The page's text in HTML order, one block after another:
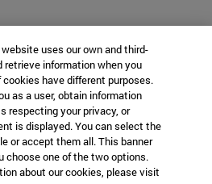
uses our own and third-
information when you
have different purposes.
as a user, obtain information
respecting your privacy, or
is displayed. You can select the
or accept them all. This banner
choose one of the two options.
about our cookies, please visit